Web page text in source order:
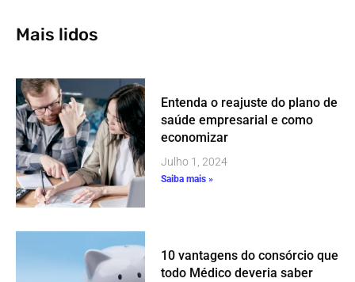
Mais lidos
Entenda o reajuste do plano de
saúde empresarial e como
economizar
Julho 1, 2024
Saiba mais »
10 vantagens do consórcio que
todo Médico deveria saber